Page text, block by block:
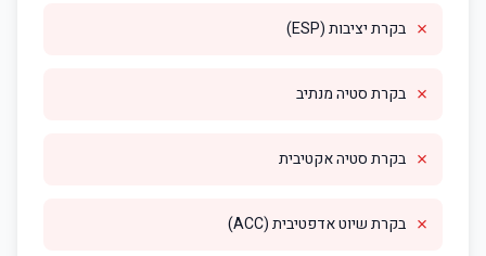
✗ בקרת יציבות (ESP)
✗ בקרת סטיה מנתיב
✗ בקרת סטיה אקטיבית
✗ בקרת שיוט אדפטיבית (ACC)